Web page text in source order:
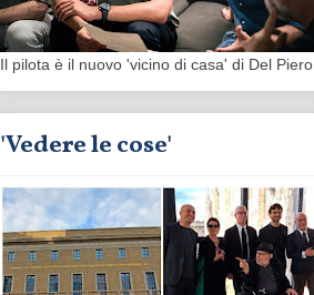
Il pilota è il nuovo 'vicino di casa' di Del Piero
'Vedere le cose'